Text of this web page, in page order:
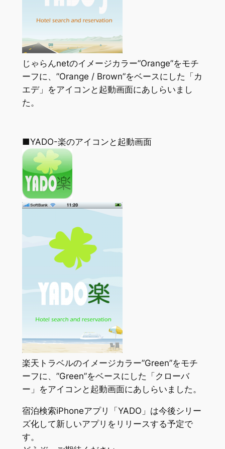
じゃらんnetのイメージカラー”Orange”をモチ
ーフに、”Orange / Brown”をベースにした「カ
エデ」をアイコンと起動画面にあしらいまし
た。
■YADO-楽のアイコンと起動画面
楽天トラベルのイメージカラー”Green”をモチ
ーフに、”Green”をベースにした「クローバ
ー」をアイコンと起動画面にあしらいました。
宿泊検索iPhoneアプリ「YADO」は今後シリー
ズ化して新しいアプリをリリースする予定で
す。